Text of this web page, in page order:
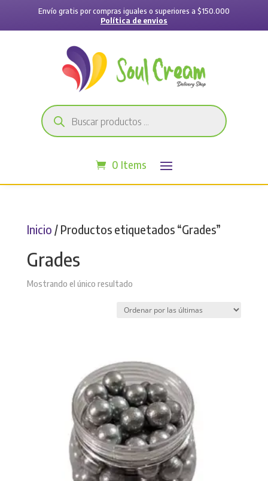
Envío gratis por compras iguales o superiores a $150.000
Política de envios
Búsqueda
de
productos
0 Items
Inicio / Productos etiquetados “Grades”
Grades
Mostrando el único resultado